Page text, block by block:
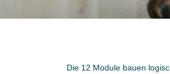
Die 12 Module bauen